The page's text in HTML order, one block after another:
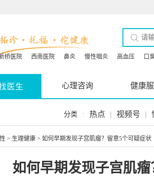
桥医院 西南医院 鼻炎 慢性咽炎 高血压 口
医生 心理咨询 健康
分类 : 热点 | 视频号 |
> 生理健康 > 如何早期发现子宫肌瘤？留意5个可疑症状
如何早期发现子宫肌